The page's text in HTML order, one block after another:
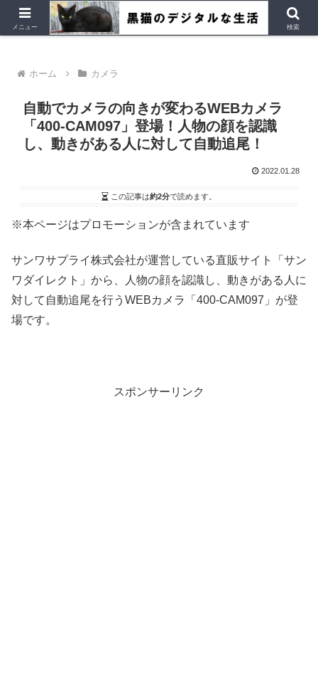
デジタルデバイス、Ubuntu など
ホーム カメラ
自動でカメラの向きが変わるWEBカメラ
「400-CAM097」登場！人物の顔を認識
し、動きがある人に対して自動追尾！
2022.01.28
この記事は約2分で読めます。
※本ページはプロモーションが含まれています
サンワサプライ株式会社が運営している直販サイト「サン
ワダイレクト」から、人物の顔を認識し、動きがある人に
対して自動追尾を行うWEBカメラ「400-CAM097」が登
場です。
スポンサーリンク
メニュー 検索